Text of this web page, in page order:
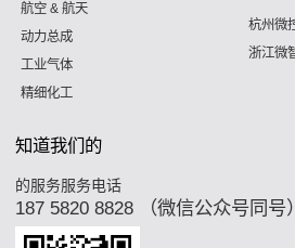
航空 & 航天
动力总成
工业气体
精细化工
杭州微
浙江微
知道我们的
的服务服务电话
187 5820 8828 （微信公众号同号）